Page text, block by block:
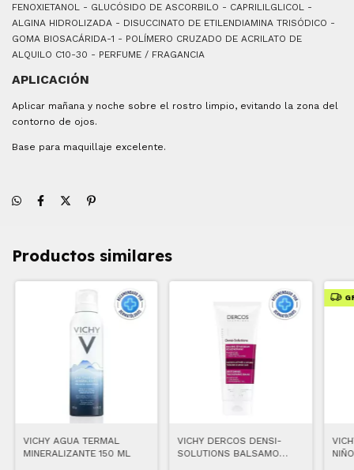
FENOXIETANOL - GLUCÓSIDO DE ASCORBILO - CAPRILILGLICOL -
ALGINA HIDROLIZADA - DISUCCINATO DE ETILENDIAMINA TRISÓDICO -
GOMA BIOSACÁRIDA-1 - POLÍMERO CRUZADO DE ACRILATO DE
ALQUILO C10-30 - PERFUME / FRAGANCIA
APLICACIÓN
Aplicar mañana y noche sobre el rostro limpio, evitando la zona del
contorno de ojos.
Base para maquillaje excelente.
Productos similares
VICHY AGUA TERMAL
MINERALIZANTE 150 ML
VICHY DERCOS DENSI-
SOLUTIONS BALSAMO